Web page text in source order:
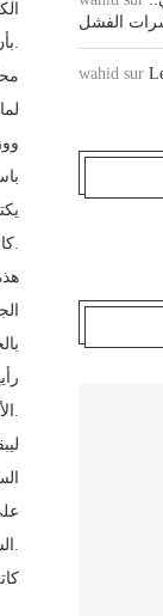
بأن تكون بداية القطيعة مع عهد بوتفليقة.
كانت مذنبة حقا، كما بينت ذلك التحقيقات الأولية.
الأول من الاقتراع في المهجر، حتى لو كانت حالات محدودة ومتحكما فيها لحد الساعة.
السابق، نحو جزائر جديدة، يكون فيها لصوت المواطن قيمة.
الفشل
wahid sur